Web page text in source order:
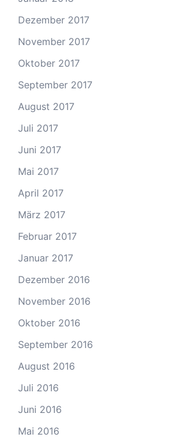
Dezember 2017
November 2017
Oktober 2017
September 2017
August 2017
Juli 2017
Juni 2017
Mai 2017
April 2017
März 2017
Februar 2017
Januar 2017
Dezember 2016
November 2016
Oktober 2016
September 2016
August 2016
Juli 2016
Juni 2016
Mai 2016